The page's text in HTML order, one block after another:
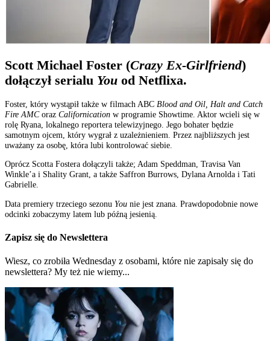
Scott Michael Foster (Crazy Ex-Girlfriend)
dołączył serialu You od Netflixa.
Foster, który wystąpił także w filmach ABC Blood and Oil, Halt and Catch
Fire AMCoraz Californication w programie Showtime. Aktor wcieli się w
rolę Ryana, lokalnego reportera telewizyjnego. Jego bohater będzie
samotnym ojcem, który wygrał z uzależnieniem. Przez najbliższych jest
uważany za osobę, która lubi kontrolować siebie.
Oprócz Scotta Fostera dołączyli także; Adam Speddman, Travisa Van
Winkle’a i Shality Grant, a także Saffron Burrows, Dylana Arnolda i Tati
Gabrielle.
Data premiery trzeciego sezonu You nie jest znana. Prawdopodobnie nowe
odcinki zobaczymy latem lub późną jesienią.
Zapisz się do Newslettera
Wiesz, co zrobiła Wednesday z osobami, które nie zapisały się do
newslettera? My też nie wiemy...